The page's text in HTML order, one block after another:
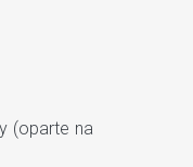
(oparte na